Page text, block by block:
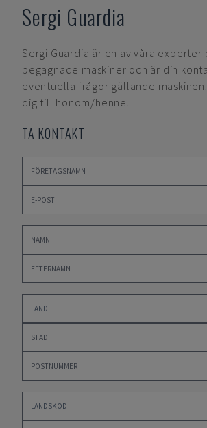
Sergi Guardia
Sergi Guardia är en av våra experter
begagnade maskiner och är din
eventuella frågor gällande
dig till honom/henne.
TA KONTAKT